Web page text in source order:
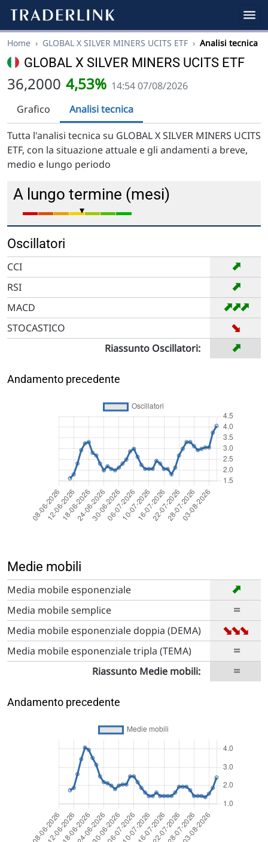
Home › GLOBAL X SILVER MINERS UCITS ETF › Analisi tecnica
GLOBAL X SILVER MINERS UCITS ETF
36,2000 4,53% 14:54 07/08/2026
Grafico
Analisi tecnica
Tutta l'analisi tecnica su GLOBAL X SILVER MINERS UCITS
ETF, con la situazione attuale e gli andamenti a breve,
medio e lungo periodo
A lungo termine (mesi)
Oscillatori
CCI ➡
RSI ➡
MACD ➡
➡
➡
STOCASTICO ➡
Riassunto Oscillatori: ➡
Andamento precedente
Medie mobili
Media mobile esponenziale ➡
Media mobile semplice =
Media mobile esponenziale doppia (DEMA) ➡
➡
➡
Media mobile esponenziale tripla (TEMA) =
Riassunto Medie mobili: =
Andamento precedente